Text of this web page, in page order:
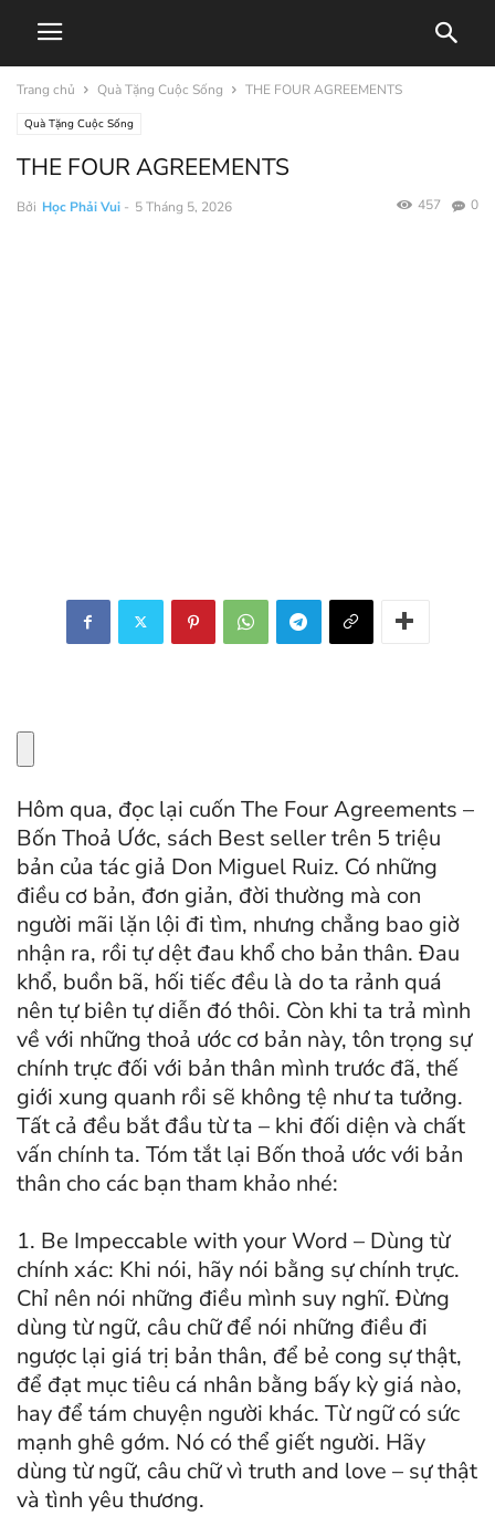
Trang chủ Quà Tặng Cuộc Sống THE FOUR AGREEMENTS
Quà Tặng Cuộc Sống
THE FOUR AGREEMENTS
Bởi Học Phải Vui - 5 Tháng 5, 2026 0
457
Hôm qua, đọc lại cuốn The Four Agreements –
Bốn Thoả Ước, sách Best seller trên 5 triệu
bản của tác giả Don Miguel Ruiz. Có những
điều cơ bản, đơn giản, đời thường mà con
người mãi lặn lội đi tìm, nhưng chẳng bao giờ
nhận ra, rồi tự dệt đau khổ cho bản thân. Đau
khổ, buồn bã, hối tiếc đều là do ta rảnh quá
nên tự biên tự diễn đó thôi. Còn khi ta trả mình
về với những thoả ước cơ bản này, tôn trọng sự
chính trực đối với bản thân mình trước đã, thế
giới xung quanh rồi sẽ không tệ như ta tưởng.
Tất cả đều bắt đầu từ ta – khi đối diện và chất
vấn chính ta. Tóm tắt lại Bốn thoả ước với bản
thân cho các bạn tham khảo nhé:
1. Be Impeccable with your Word – Dùng từ
chính xác: Khi nói, hãy nói bằng sự chính trực.
Chỉ nên nói những điều mình suy nghĩ. Đừng
dùng từ ngữ, câu chữ để nói những điều đi
ngược lại giá trị bản thân, để bẻ cong sự thật,
để đạt mục tiêu cá nhân bằng bấy kỳ giá nào,
hay để tám chuyện người khác. Từ ngữ có sức
mạnh ghê gớm. Nó có thể giết người. Hãy
dùng từ ngữ, câu chữ vì truth and love – sự thật
và tình yêu thương.